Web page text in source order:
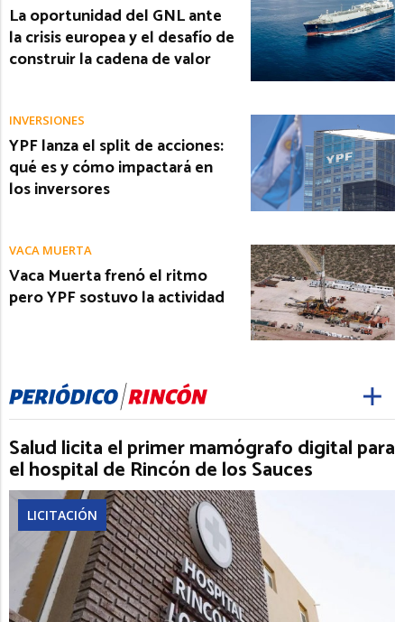
La oportunidad del GNL ante
la crisis europea y el desafío de
construir la cadena de valor
INVERSIONES
YPF lanza el split de acciones:
qué es y cómo impactará en
los inversores
VACA MUERTA
Vaca Muerta frenó el ritmo
pero YPF sostuvo la actividad
Salud licita el primer mamógrafo digital para
el hospital de Rincón de los Sauces
LICITACIÓN